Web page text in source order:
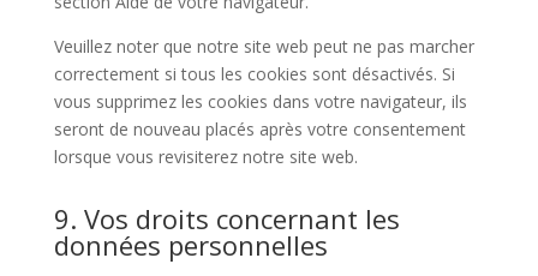
Veuillez noter que notre site web peut ne pas marcher
correctement si tous les cookies sont désactivés. Si
vous supprimez les cookies dans votre navigateur, ils
seront de nouveau placés après votre consentement
lorsque vous revisiterez notre site web.
9. Vos droits concernant les
données personnelles